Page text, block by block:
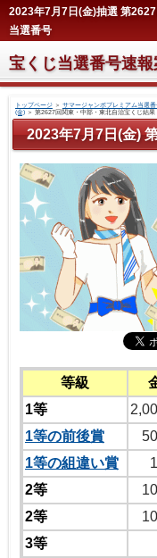
2023年7月7日(金)抽選 第
当選番号
宝くじ当選番号速報
トップページ＞ サマージャンボプレミアム当選
(金)＞ 第2627回関東・中部・東北自治宝くじ結果
2023年7月7日(金)
等級
1等
1等の前後賞
1等の組違い賞
2等
2等
3等